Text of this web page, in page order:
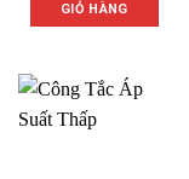
GIỎ HÀNG